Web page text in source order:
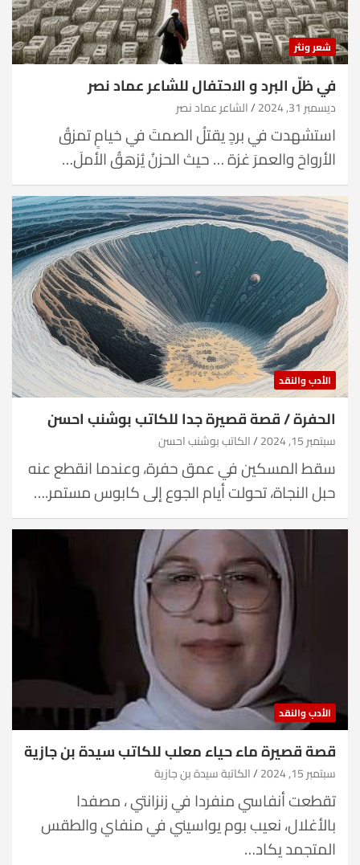
شعر ونثر
في ظلّ البرد و الاحتفال للشاعر عماد نصر
ديسمبر 31, 2024 الشاعر عماد نصر
استشهدت في بردٍ يقتلُ الصمتَ في خيامٍ تمزقُ
الأرواحَ والعمرَ غزة … حيث الحزنُ يُزهقُ الأملَ…
الأدب والنقد
الحفرة / قصة قصيرة جدا للكاتب بوشنب احسن
سبتمبر 15, 2024 الكاتب بوشنب احسن
سقط المسكين في عمق حفرة، وعندما انقطع عنه
حبل النجاة، تحولت أيام الجوع إلى كابوس مستمر.…
الأدب والنقد
قصة قصيرة ماء حياء معلب للكاتب سيدة بن جازية
سبتمبر 15, 2024 الكاتبة سيدة بن جازية
تقطعت أنفاسي منفردا في زنزانتي ، مصفدا
بالأغلال، نعيب بوم يواسيني في منفاي والطقس
المتجمد يكاد…